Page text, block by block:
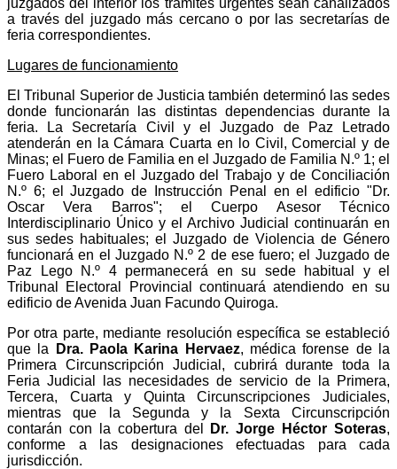
a través del juzgado más cercano o por las secretarías de
feria correspondientes.
Lugares de funcionamiento
El Tribunal Superior de Justicia también determinó las sedes
donde funcionarán las distintas dependencias durante la
feria. La Secretaría Civil y el Juzgado de Paz Letrado
atenderán en la Cámara Cuarta en lo Civil, Comercial y de
Minas; el Fuero de Familia en el Juzgado de Familia N.º 1; el
Fuero Laboral en el Juzgado del Trabajo y de Conciliación
N.º 6; el Juzgado de Instrucción Penal en el edificio "Dr.
Oscar Vera Barros"; el Cuerpo Asesor Técnico
Interdisciplinario Único y el Archivo Judicial continuarán en
sus sedes habituales; el Juzgado de Violencia de Género
funcionará en el Juzgado N.º 2 de ese fuero; el Juzgado de
Paz Lego N.º 4 permanecerá en su sede habitual y el
Tribunal Electoral Provincial continuará atendiendo en su
edificio de Avenida Juan Facundo Quiroga.
Por otra parte, mediante resolución específica se estableció
que la
Dra. Paola Karina Hervaez, médica forense de la
Primera Circunscripción Judicial, cubrirá durante toda la
Feria Judicial las necesidades de servicio de la Primera,
Tercera, Cuarta y Quinta Circunscripciones Judiciales,
mientras que la Segunda y la Sexta Circunscripción
contarán con la cobertura del
Dr. Jorge Héctor Soteras,
conforme a las designaciones efectuadas para cada
jurisdicción.